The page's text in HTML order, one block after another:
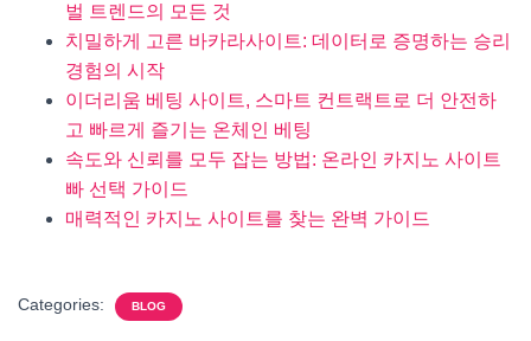
벌 트렌드의 모든 것
치밀하게 고른 바카라사이트: 데이터로 증명하는 승리
경험의 시작
이더리움 베팅 사이트, 스마트 컨트랙트로 더 안전하
고 빠르게 즐기는 온체인 베팅
속도와 신뢰를 모두 잡는 방법: 온라인 카지노 사이트
빠 선택 가이드
매력적인 카지노 사이트를 찾는 완벽 가이드
Categories: BLOG